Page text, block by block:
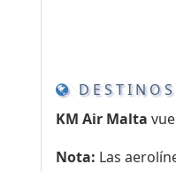
KM Air Malta
Nota: Las